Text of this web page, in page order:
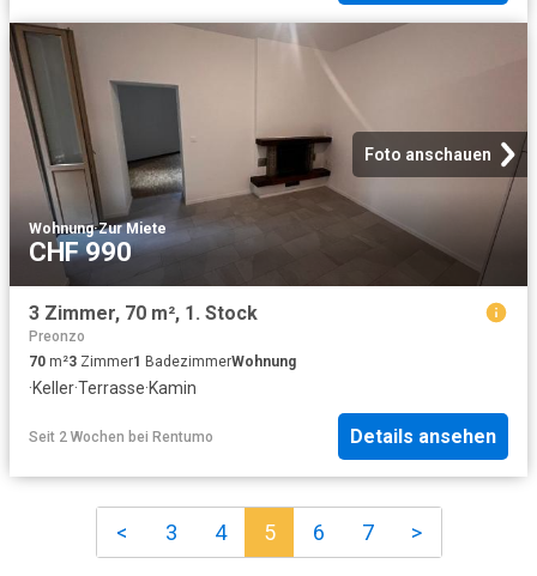
Foto anschauen
Wohnung·Zur Miete
CHF 990
3 Zimmer, 70 m², 1. Stock
Preonzo
70 m²3 Zimmer1 BadezimmerWohnung
·Keller·Terrasse·Kamin
Seit 2 Wochen bei Rentumo Details ansehen
< 3 4 5 6 7 >